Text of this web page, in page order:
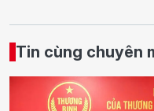
Tin cùng chuyên